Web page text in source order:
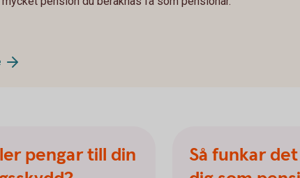
pengar till din
Så funkar